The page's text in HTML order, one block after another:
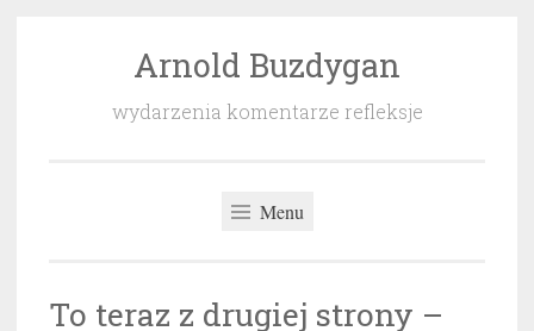
Arnold Buzdygan
wydarzenia komentarze refleksje
Menu
To teraz z drugiej strony –